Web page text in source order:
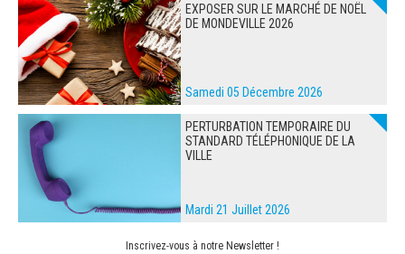
EXPOSER SUR LE MARCHÉ DE NOËL
DE MONDEVILLE 2026
Samedi 05 Décembre 2026
PERTURBATION TEMPORAIRE DU
STANDARD TÉLÉPHONIQUE DE LA
VILLE
Mardi 21 Juillet 2026
Inscrivez-vous à notre Newsletter !